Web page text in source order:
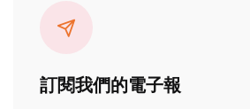
訂閱我們的電子報